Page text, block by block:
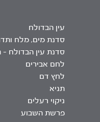
עין הבדולח
סדנת מים, מלח
סדנת עין הבדולח
לחם אבירים
לחץ דם
תניא
ניקוי רעלים
פרשת השבוע